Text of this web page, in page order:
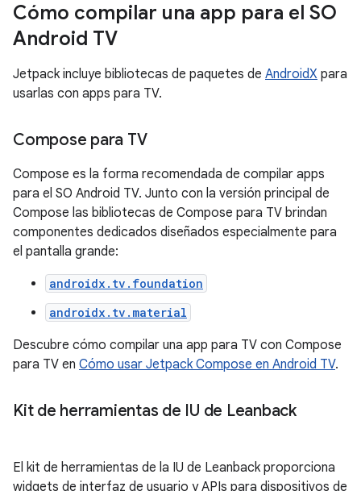
Cómo compilar una app para el SO
Android TV
Jetpack incluye bibliotecas de paquetes de AndroidX para
usarlas con apps para TV.
Compose para TV
Compose es la forma recomendada de compilar apps
para el SO Android TV. Junto con la versión principal de
Compose las bibliotecas de Compose para TV brindan
componentes dedicados diseñados especialmente para
el pantalla grande:
androidx.tv.foundation
androidx.tv.material
Descubre cómo compilar una app para TV con Compose
para TV en Cómo usar Jetpack Compose en Android TV.
Kit de herramientas de IU de Leanback
El kit de herramientas de la IU de Leanback proporciona
widgets de interfaz de usuario y APIs para dispositivos de